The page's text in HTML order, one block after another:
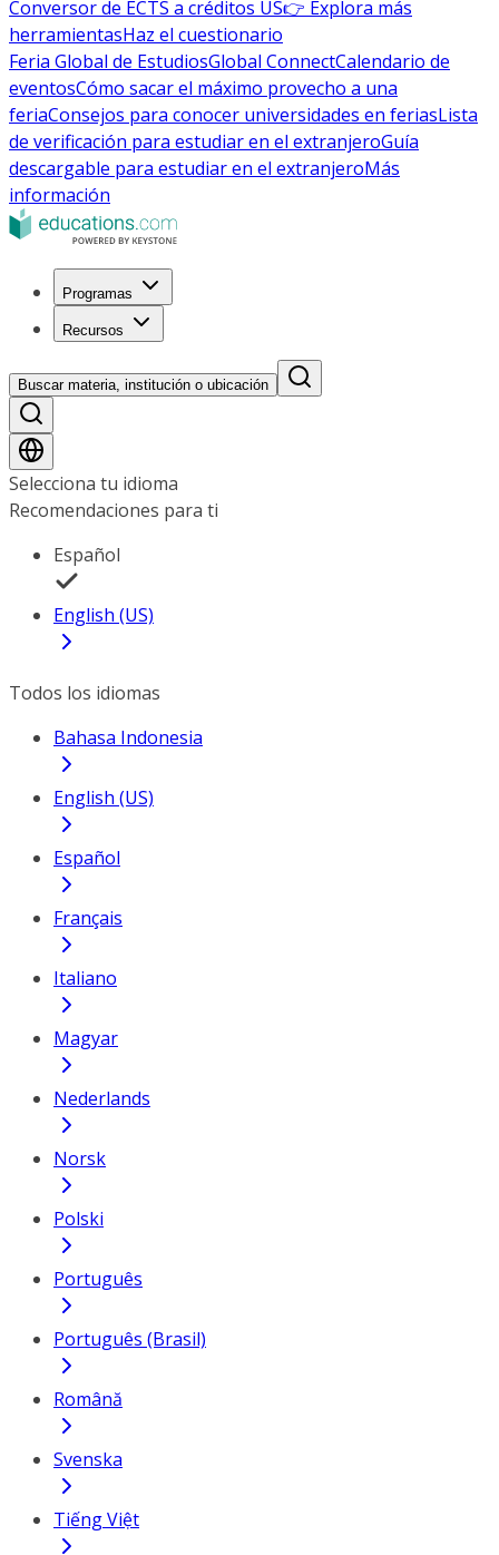
Conversor de ECTS a créditos US👉 Explora más
herramientasHaz el cuestionario
Feria Global de EstudiosGlobal ConnectCalendario de
eventosCómo sacar el máximo provecho a una
feriaConsejos para conocer universidades en feriasLista
de verificación para estudiar en el extranjeroGuía
descargable para estudiar en el extranjeroMás
información
Programas
Recursos
Buscar materia, institución o ubicación
Selecciona tu idioma
Recomendaciones para ti
Español
English (US)
Todos los idiomas
Bahasa Indonesia
English (US)
Español
Français
Italiano
Magyar
Nederlands
Norsk
Polski
Português
Português (Brasil)
Română
Svenska
Tiếng Việt